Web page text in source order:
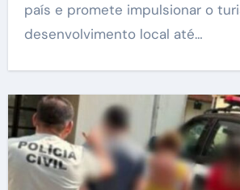
país e promete impulsionar o
desenvolvimento local até…